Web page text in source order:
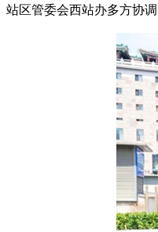
站区管委会西站办多方协